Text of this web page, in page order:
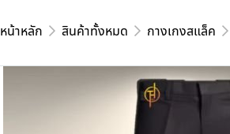
หน้าหลัก สินค้าทั้งหมด กางเกงสแล็ค